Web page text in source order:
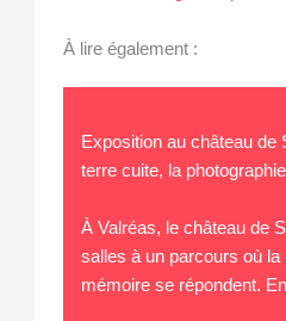
À lire également :
Exposition au château de
terre cuite, la
À Valréas, le château de
salles à un parcours où la
mémoire se répondent.